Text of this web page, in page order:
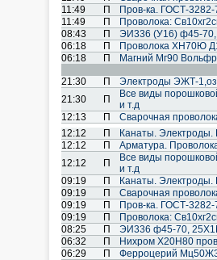
11:49
П
Пров-ка. ГОСТ-3282-
11:49
П
Проволока:
08:43
П
ЭИ336 (У16) ф45-
06:18
П
Проволока ХН70Ю
06:18
П Магний Мг90
21:30 П
Электроды ЭЖТ-
21:30
П
Все виды
и т.д
12:13
П
Cварочная
12:12
П
Канаты. Электроды.
12:12
П
Арматура.
12:12
П
Все виды
и т.д
09:19
П
Канаты. Электроды.
09:19
П
Cварочная
09:19
П
Пров-ка. ГОСТ-3282-
09:19
П
Проволока:
08:25
П
ЭИ336 ф45-70,
06:32
П
Нихром Х20Н80
06:29
П Ферроцерий